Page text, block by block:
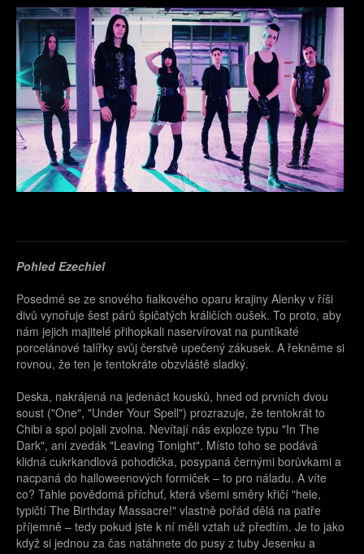
Pohled Ezechiel
Posedmé se ze snového fialkového oparu krajiny Alenky v říši
divů vynořuje šest párů špičatých králičích oušek. To proto, aby
nám jejich majitelé přihopkali naservírovat na puntíkaté
porcelánové talířky svůj čerstvě upečený zákusek. A řekněme si
rovnou, že ten je tentokráte obzvláště sladký.
Deska, nakrájená na jedenáct kousků, hned od prvních dvou
soust ("One", "Under Your Spell") prozrazuje, že tentokrát to
Chibi a spol pojali zvolna. Nevítají nás exploze typu "In The
Dark", ani zvedák "Leaving Tonight". Místo toho se podává
klidná cukrkandlová pohodička, posypaná černými borůvkami a
nacpaná do halloweenových formiček – to pro náladu. A víte
co? Tahle povědomá příchuť, která všemi směry křičí "hele,
typičtí The Birthday Massacre!" vlastně pořád dělá na patře
příjemně – tedy pokud jste k ní měli vztah už předtím. Je to jako
když si jednou za čas natáhnete do pusy z tuby Jesenku a